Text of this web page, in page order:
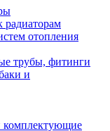
отопления
трубы, фитинги
и
комплектующие